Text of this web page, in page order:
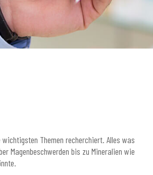
Themen recherchiert. Alles was
Magenbeschwerden bis zu Mineralien wie